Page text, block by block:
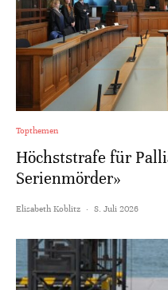
Topthemen
Höchststrafe für
Serienmörder»
Elisabeth Koblitz · 8. Juli 2026